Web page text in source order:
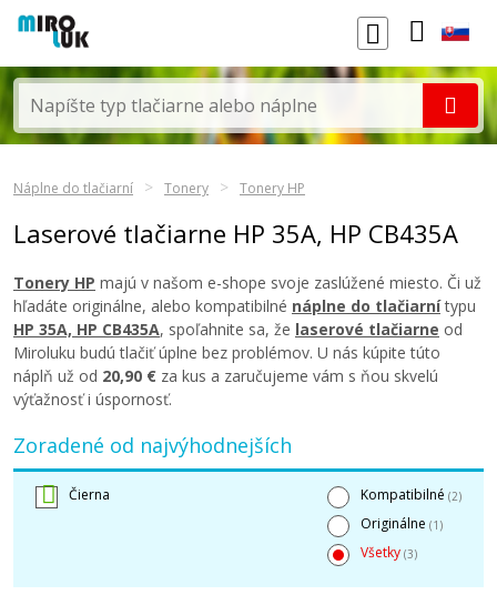
Náplne do tlačiarní Tonery Tonery HP
Laserové tlačiarne HP 35A, HP CB435A
Tonery HP majú v našom e-shope svoje zaslúžené miesto. Či už
hľadáte originálne, alebo kompatibilné náplne do tlačiarnítypu
HP 35A, HP CB435A, spoľahnite sa, že laserové tlačiarne od
Miroluku budú tlačiť úplne bez problémov. U nás kúpite túto
náplň už od 20,90 € za kus a zaručujeme vám s ňou skvelú
výťažnosť i úspornosť.
Zoradené od najvýhodnejších
Čierna Kompatibilné (2)
Originálne (1)
Všetky (3)